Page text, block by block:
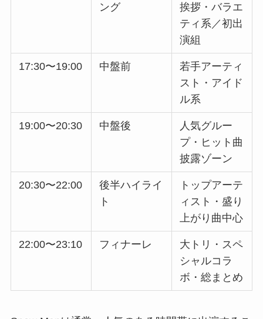
ング
挨拶・バラエ
ティ系／初出
演組
17:30〜19:00 中盤前
若手アーティ
スト・アイド
ル系
19:00〜20:30 中盤後
人気グルー
プ・ヒット曲
披露ゾーン
20:30〜22:00
後半ハイライ
ト
トップアーテ
ィスト・盛り
上がり曲中心
22:00〜23:10 フィナーレ
大トリ・スペ
シャルコラ
ボ・総まとめ